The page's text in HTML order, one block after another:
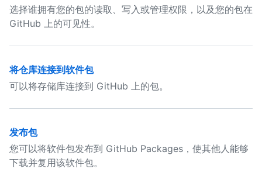
选择谁拥有您的包的读取、写入或管理权限，以及您的包在
GitHub 上的可见性。
将仓库连接到软件包
可以将存储库连接到 GitHub 上的包。
发布包
您可以将软件包发布到 GitHub Packages，使其他人能够
下载并复用该软件包。